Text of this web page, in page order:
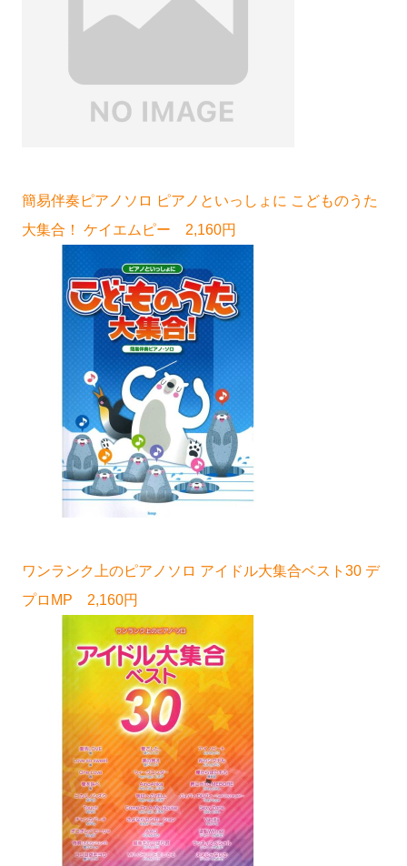
簡易伴奏ピアノソロ ピアノといっしょに こどものうた
大集合！ ケイエムピー 2,160円
ワンランク上のピアノソロ アイドル大集合ベスト30 デ
プロMP 2,160円